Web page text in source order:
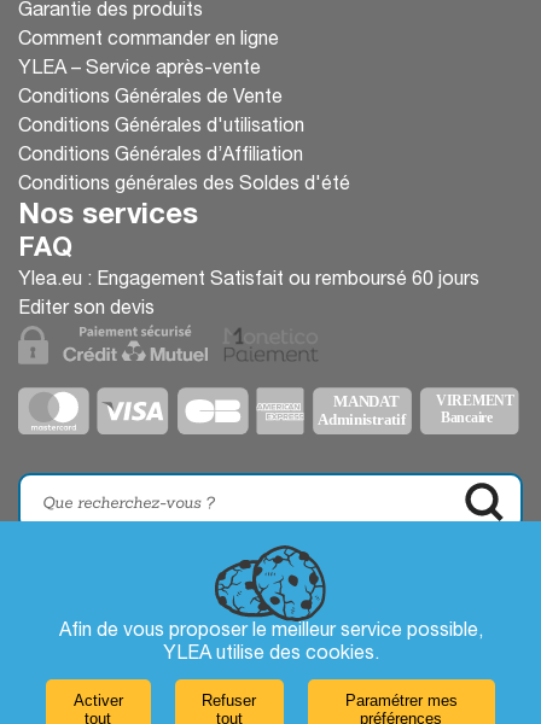
Afin de vous proposer le meilleur service possible,
YLEA utilise des cookies.
Activer
tout
Refuser
tout
Paramétrer mes
préférences
Garantie des produits
Comment commander en ligne
YLEA – Service après-vente
Conditions Générales de Vente
Conditions Générales d'utilisation
Conditions Générales d’Affiliation
Conditions générales des Soldes d'été
Nos services
FAQ
Ylea.eu : Engagement Satisfait ou remboursé 60 jours
Editer son devis